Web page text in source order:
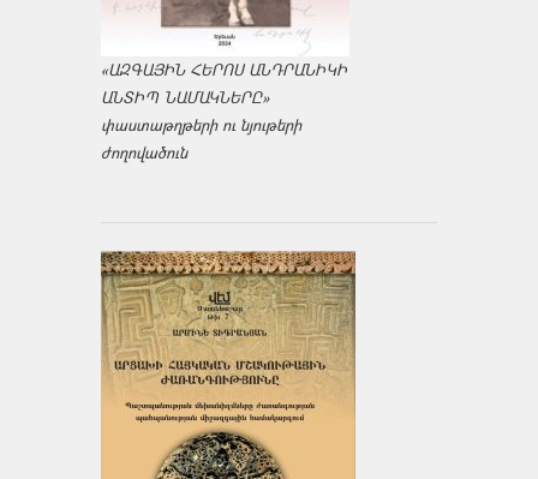
«ԱԶԳԱՅԻՆ ՀԵՐՈՍ ԱՆԴՐԱՆԻԿԻ
ԱՆՏԻՊ ՆԱՄԱԿՆԵՐԸ»
փաստաթղթերի ու նյութերի
ժողովածուն